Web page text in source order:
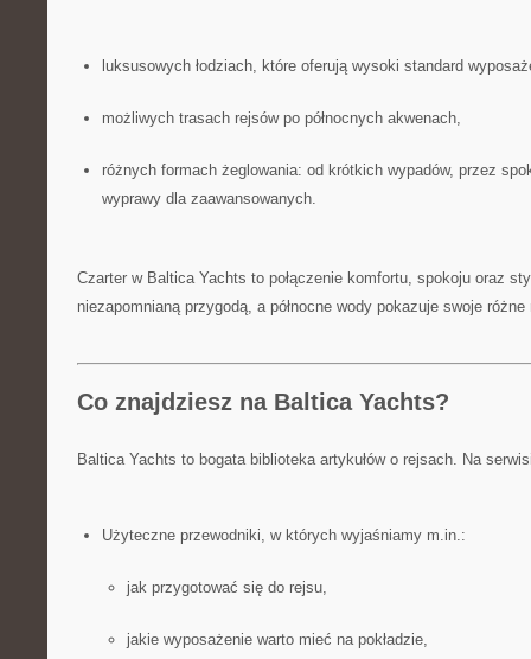
luksusowych łodziach, które oferują wysoki standard
możliwych trasach rejsów po północnych akwenach,
różnych formach żeglowania: od krótkich wypadów, przez
wyprawy dla zaawansowanych.
Czarter w Baltica Yachts to połączenie komfortu, spokoju oraz
niezapomnianą przygodą, a północne wody pokazuje swoje różne
Co znajdziesz na Baltica Yachts?
Baltica Yachts to bogata biblioteka artykułów o rejsach. Na
Użyteczne przewodniki, w których wyjaśniamy m.in.:
jak przygotować się do rejsu,
jakie wyposażenie warto mieć na pokładzie,